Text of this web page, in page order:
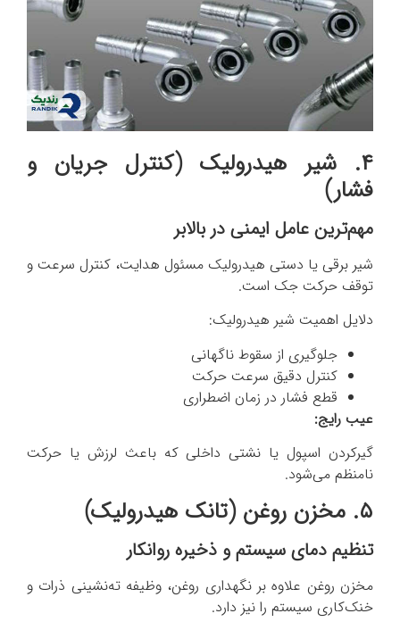
۴. شیر هیدرولیک (کنترل جریان و
فشار)
مهم‌ترین عامل ایمنی در بالابر
شیر برقی یا دستی هیدرولیک مسئول هدایت، کنترل سرعت و
توقف حرکت جک است.
دلایل اهمیت شیر هیدرولیک:
جلوگیری از سقوط ناگهانی
کنترل دقیق سرعت حرکت
قطع فشار در زمان اضطراری
عیب رایج:
گیرکردن اسپول یا نشتی داخلی که باعث لرزش یا حرکت
نامنظم می‌شود.
۵. مخزن روغن (تانک هیدرولیک)
تنظیم دمای سیستم و ذخیره روانکار
مخزن روغن علاوه بر نگهداری روغن، وظیفه ته‌نشینی ذرات و
خنک‌کاری سیستم را نیز دارد.